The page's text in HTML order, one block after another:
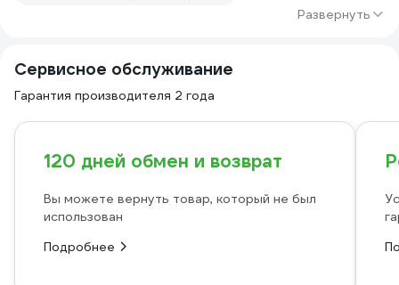
Развернуть
Сервисное обслуживание
Гарантия производителя 2 года
120 дней обмен и возврат
Вы можете вернуть товар, который не был
использован
Подробнее